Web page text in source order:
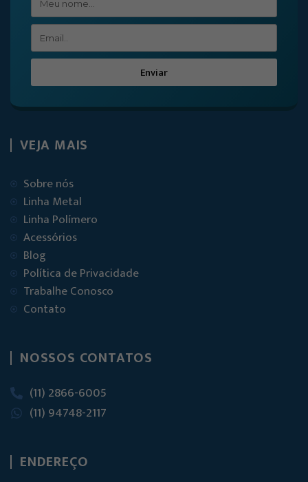
Enviar
VEJA MAIS
Sobre nós
Linha Metal
Linha Polímero
Acessórios
Blog
Política de Privacidade
Trabalhe Conosco
Contato
NOSSOS CONTATOS
(11) 2866-6005
(11) 94748-2117
ENDEREÇO